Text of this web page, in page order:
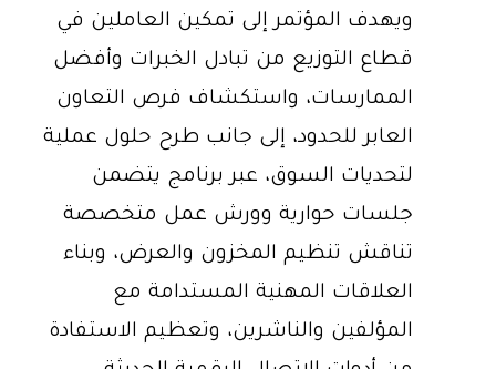
ويهدف المؤتمر إلى تمكين العاملين في
قطاع التوزيع من تبادل الخبرات وأفضل
الممارسات، واستكشاف فرص التعاون
العابر للحدود، إلى جانب طرح حلول عملية
لتحديات السوق، عبر برنامج يتضمن
جلسات حوارية وورش عمل متخصصة
تناقش تنظيم المخزون والعرض، وبناء
العلاقات المهنية المستدامة مع
المؤلفين والناشرين، وتعظيم الاستفادة